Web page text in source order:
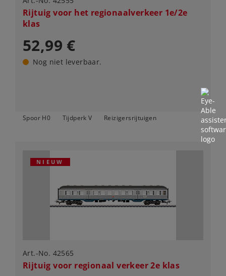
Rijtuig voor het regionaalverkeer 1e/2e
klas
52,99 €
Nog niet leverbaar.
Spoor H0 Tijdperk V Reizigersrijtuigen
NIEUW
Art.-No. 42565
Rijtuig voor regionaal verkeer 2e klas